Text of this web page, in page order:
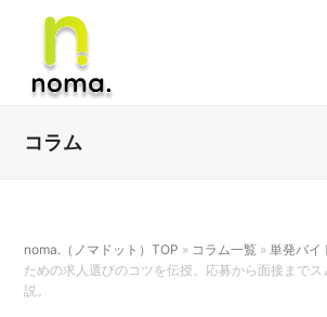
コラム
noma.（ノマドット）TOP » コラム一覧 » 単発バイ
ための求人選びのコツを伝授。応募から面接まで
説。